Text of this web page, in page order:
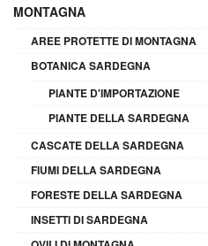
MONTAGNA
AREE PROTETTE DI MONTAGNA
BOTANICA SARDEGNA
PIANTE D'IMPORTAZIONE
PIANTE DELLA SARDEGNA
CASCATE DELLA SARDEGNA
FIUMI DELLA SARDEGNA
FORESTE DELLA SARDEGNA
INSETTI DI SARDEGNA